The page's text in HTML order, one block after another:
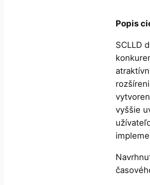
Popis
SCLLD
vyššie